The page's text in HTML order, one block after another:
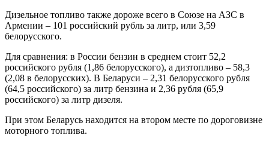
Дизельное топливо также дороже всего в Союзе на АЗС в
Армении – 101 российский рубль за литр, или 3,59
белорусского.
Для сравнения: в России бензин в среднем стоит 52,2
российского рубля (1,86 белорусского), а дизтопливо – 58,3
(2,08 в белорусских). В Беларуси – 2,31 белорусского рубля
(64,5 российского) за литр бензина и 2,36 рубля (65,9
российского) за литр дизеля.
При этом Беларусь находится на втором месте по дороговизне
моторного топлива.